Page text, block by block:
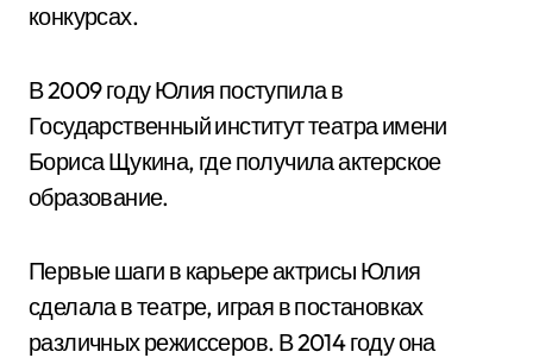
конкурсах.
В 2009 году Юлия поступила в
Государственный институт театра имени
Бориса Щукина, где получила актерское
образование.
Первые шаги в карьере актрисы Юлия
сделала в театре, играя в постановках
различных режиссеров. В 2014 году она